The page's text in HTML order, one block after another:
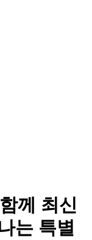
께 최신
는 특별